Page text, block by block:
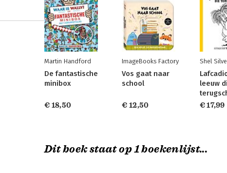
Martin Handford
De fantastische
minibox
€ 18,50
ImageBooks Factory
Vos gaat naar
school
€ 12,50
Shel
leeuw
€ 17,99
Dit boek staat op 1 boekenlijst...